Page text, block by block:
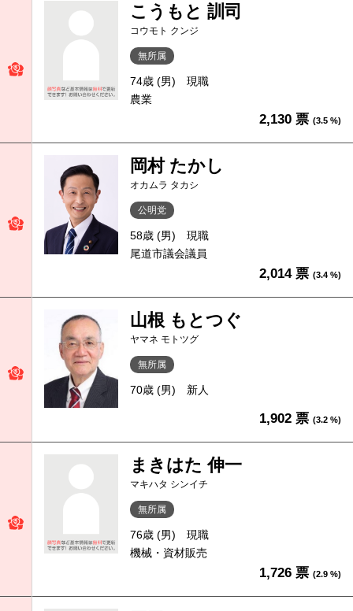
こうもと 訓司
コウモト クンジ
無所属
74歳 (男)
現職
農業
2,130 票 (3.5 %)
岡村 たかし
オカムラ タカシ
公明党
58歳 (男)
現職
尾道市議会議員
2,014 票 (3.4 %)
山根 もとつぐ
ヤマネ モトツグ
無所属
70歳 (男) 新人
1,902 票 (3.2 %)
まきはた 伸一
マキハタ シンイチ
無所属
76歳 (男)
現職
機械・資材販売
1,726 票 (2.9 %)